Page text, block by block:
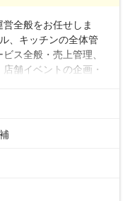
全般をお任せしま
、キッチンの全体管
ス全般・売上管理、
舗イベントの企画・
せしますので、徐々
のレストランでは、
ます。配膳ロボット
た、配膳ロボットに